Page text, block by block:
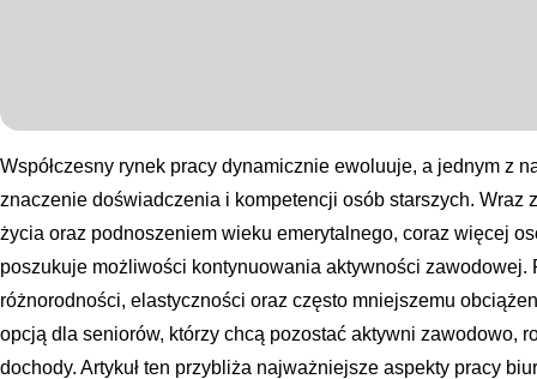
Współczesny rynek pracy dynamicznie ewoluuje, a jednym z
znaczenie doświadczenia i kompetencji osób starszych. Wraz
życia oraz podnoszeniem wieku emerytalnego, coraz więcej
poszukuje możliwości kontynuowania aktywności zawodowej.
różnorodności, elastyczności oraz często mniejszemu
opcją dla seniorów, którzy chcą pozostać aktywni zawodowo,
dochody. Artykuł ten przybliża najważniejsze aspekty pracy